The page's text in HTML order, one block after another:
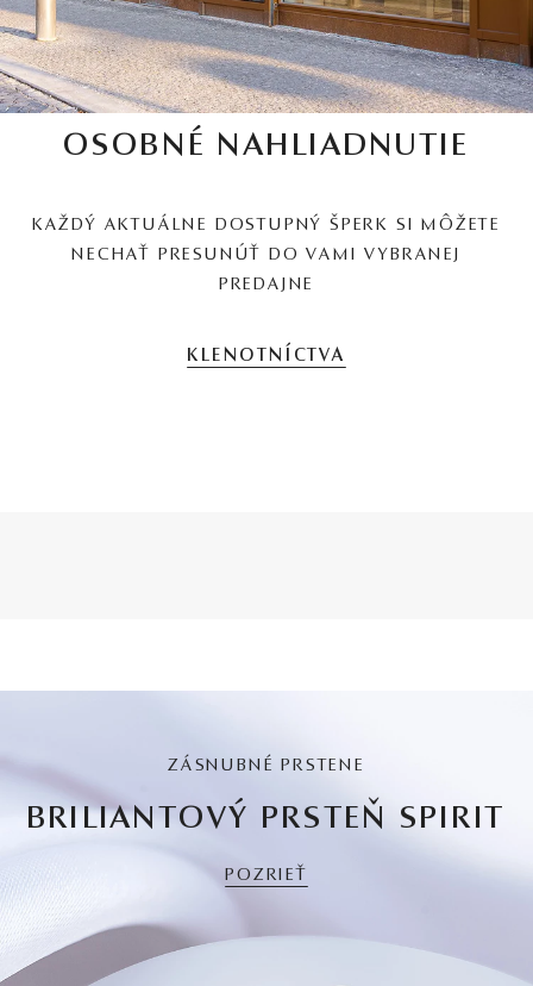
OSOBNÉ NAHLIADNUTIE
KAŽDÝ AKTUÁLNE DOSTUPNÝ ŠPERK SI MÔŽETE
NECHAŤ PRESUNÚŤ DO VAMI VYBRANEJ
PREDAJNE
KLENOTNÍCTVA
ZÁSNUBNÉ PRSTENE
BRILIANTOVÝ PRSTEŇ SPIRIT
POZRIEŤ